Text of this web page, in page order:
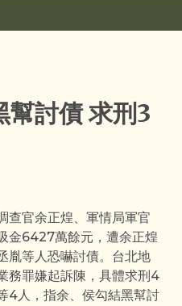
幫討債 求刑3
查官余正煌、軍情局軍官
金6427萬餘元，遭余正煌
胤等人恐嚇討債。台北地
務罪嫌起訴陳，具體求刑4
4人，指余、侯勾結黑幫討